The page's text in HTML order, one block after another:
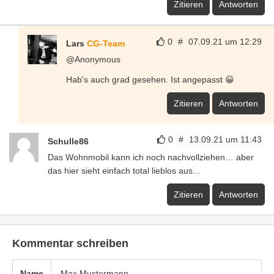
Zitieren Antworten
0 # 07.09.21 um 12:29
Lars CG-Team
@Anonymous
Hab's auch grad gesehen. Ist angepasst 😀
Zitieren Antworten
0 # 13.09.21 um 11:43
Schulle86
Das Wohnmobil kann ich noch nachvollziehen… aber
das hier sieht einfach total lieblos aus…
Zitieren Antworten
Kommentar schreiben